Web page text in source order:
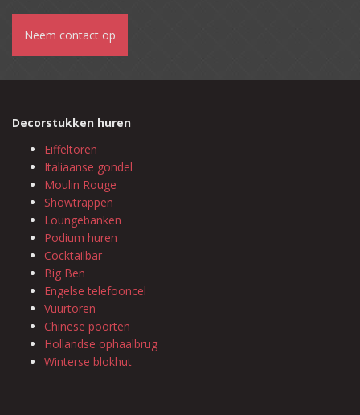
Neem contact op
Decorstukken huren
Eiffeltoren
Italiaanse gondel
Moulin Rouge
Showtrappen
Loungebanken
Podium huren
Cocktailbar
Big Ben
Engelse telefooncel
Vuurtoren
Chinese poorten
Hollandse ophaalbrug
Winterse blokhut